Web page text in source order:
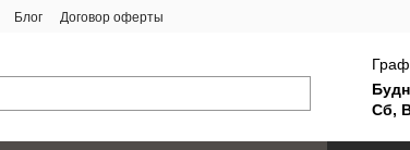
Блог Договор оферты
Сб,